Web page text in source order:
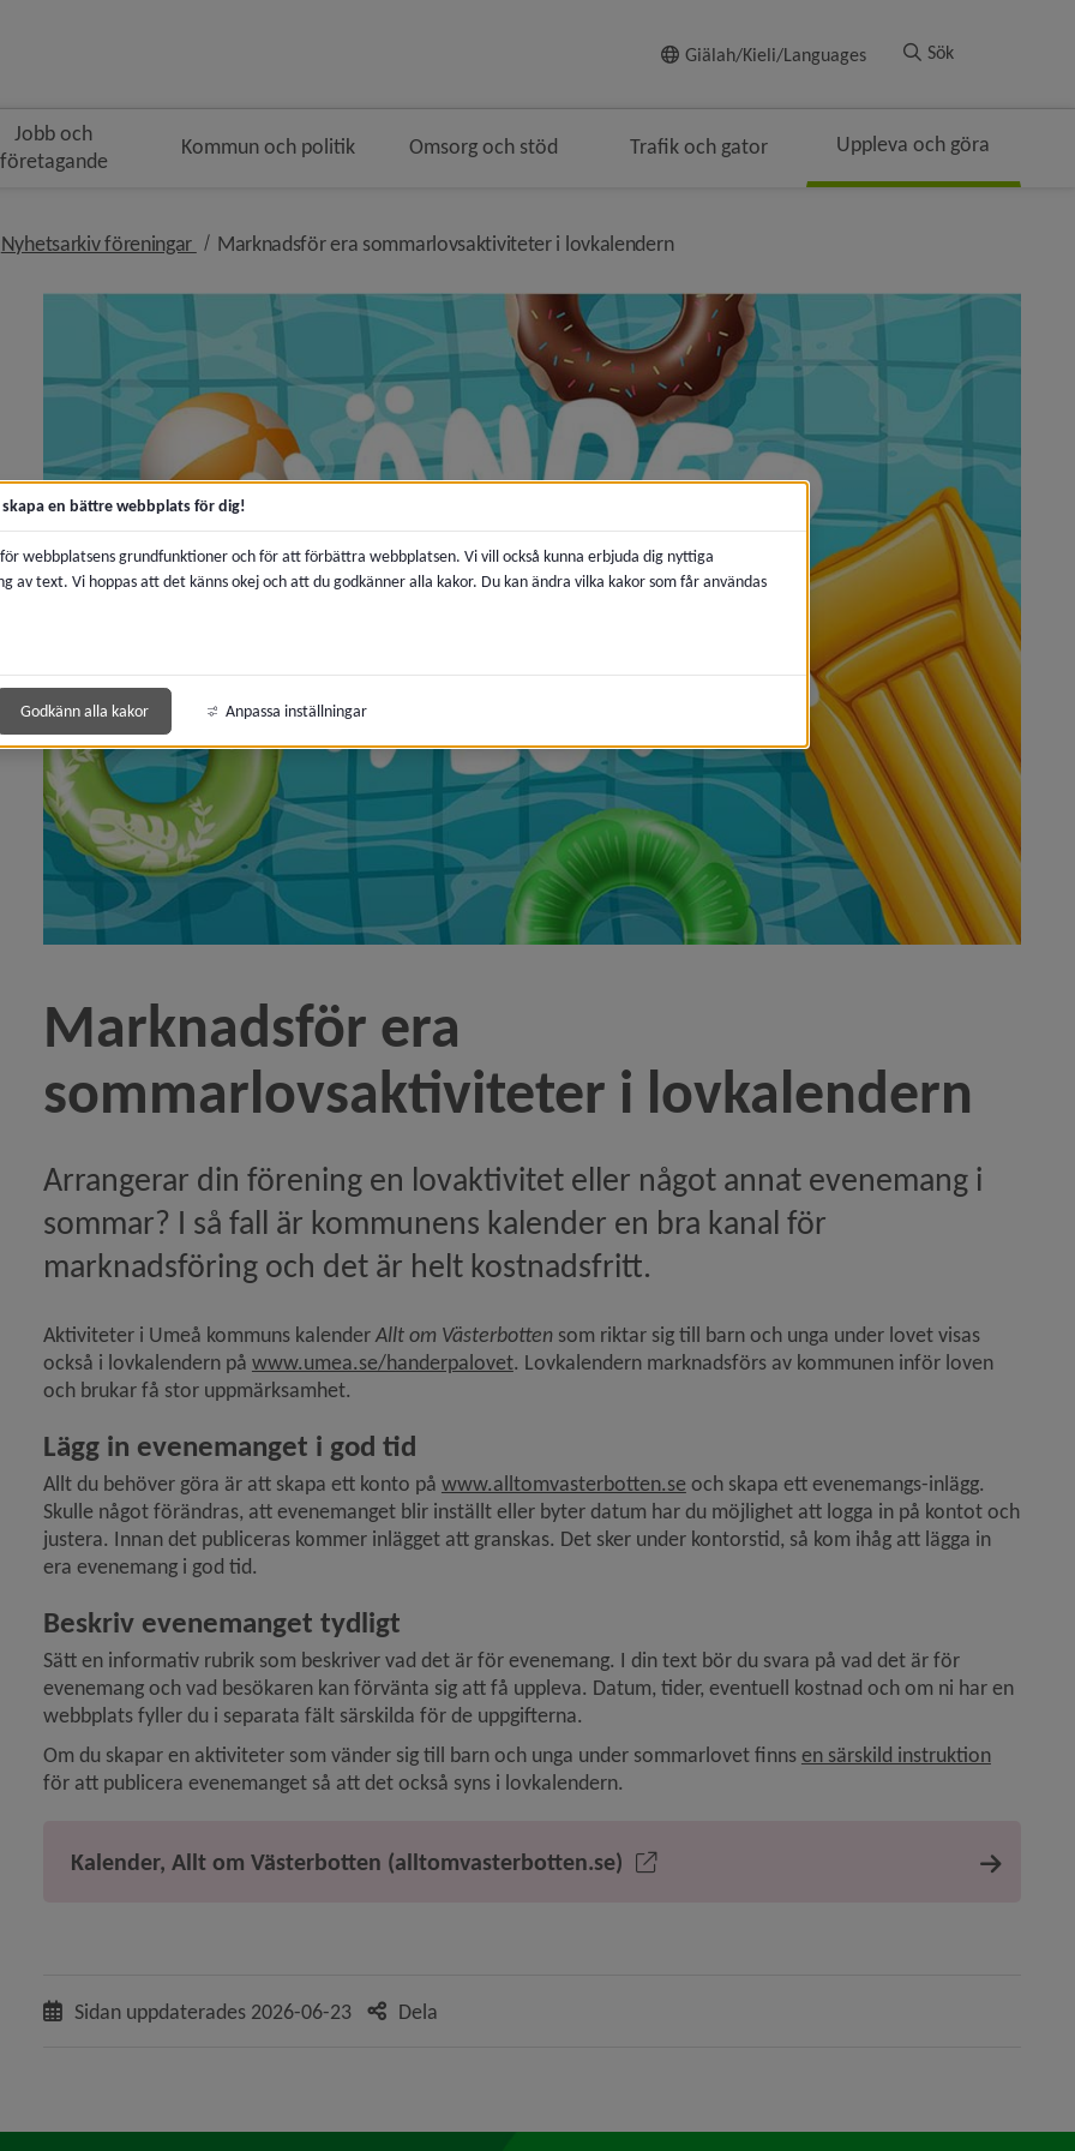
Giälah/Kieli/Languages Sök
Jobb och
företagande
Kommun och politik Omsorg och stöd Trafik och gator Uppleva och göra
i brödsmulenavigeringen
Nyhetsarkiv föreningar nivå i brödsmulenavigeringen
Marknadsför era sommarlovsaktiviteter i lovkalendernnivå i brödsmulenavigeringen
– och ett stort tack till er i föreningslivet)
Visionite arena stängd för bokning till 14 oktober)
under sommaren)
Marknadsför era sommarlovsaktiviteter i lovkalendern)
tryggheten vid idrottsplatser)
era evenemang i kalendern inför sommaren)
är ny konsulent på Föreningsbyrån)
2026)
Starta upp gruppen Stark och säker)
fakturor från Umeå kommun)
prisas för Årets ideella insats 2025)
bidragssystemet – granskar föreningar under 2025)
Marknadsför era
sommarlovsaktiviteter i lovkalendern
Arrangerar din förening en lovaktivitet eller något annat evenemang i
sommar? I så fall är kommunens kalender en bra kanal för
marknadsföring och det är helt kostnadsfritt.
Aktiviteter i Umeå kommuns kalender Allt om Västerbotten som riktar sig till barn och unga under lovet visas
också i lovkalendern på www.umea.se/handerpalovetLänk till annan webbplats, öppnas i nytt fönster.
. Lovkalendern marknadsförs av kommunen inför loven
och brukar få stor uppmärksamhet.
Lägg in evenemanget i god tid
Allt du behöver göra är att skapa ett konto på www.alltomvasterbotten.seLänk till annan webbplats, öppnas i nytt
och skapa ett evenemangs-inlägg.
Skulle något förändras, att evenemanget blir inställt eller byter datum har du möjlighet att logga in på kontot och
justera. Innan det publiceras kommer inlägget att granskas. Det sker under kontorstid, så kom ihåg att lägga in
era evenemang i god tid.
Beskriv evenemanget tydligt
Sätt en informativ rubrik som beskriver vad det är för evenemang. I din text bör du svara på vad det är för
evenemang och vad besökaren kan förvänta sig att få uppleva. Datum, tider, eventuell kostnad och om ni har en
webbplats fyller du i separata fält särskilda för de uppgifterna.
Om du skapar en aktiviteter som vänder sig till barn och unga under sommarlovet finns en särskild instruktionLänk till
för att publicera evenemanget så att det också syns i lovkalendern.
Kalender, Allt om Västerbotten (alltomvasterbotten.se)
Sidan uppdaterades 2026-06-23 Dela
en bättre webbplats för dig!
för webbplatsens grundfunktioner och för att förbättra webbplatsen. Vi vill också kunna erbjuda dig nyttiga
av text. Vi hoppas att det känns okej och att du godkänner alla kakor. Du kan ändra vilka kakor som får användas
Godkänn alla kakor Anpassa inställningar